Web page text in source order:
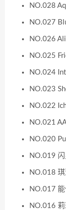
NO.028
NO.027
NO.026
NO.025
NO.024
NO.023
NO.022
NO.021
NO.020
NO.019
NO.018
NO.017
NO.016 莉